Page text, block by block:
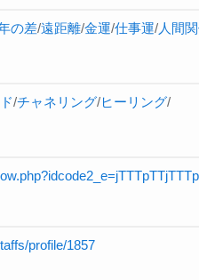
の差/遠距離/金運/仕事運/人間
/チャネリング/ヒーリング/
profile/1857